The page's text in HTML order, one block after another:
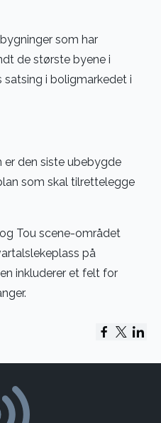
som har
de største byene i
satsing i boligmarkedet i
den siste ubebygde
som skal tilrettelegge
Tou scene-området
på
inkluderer et felt for